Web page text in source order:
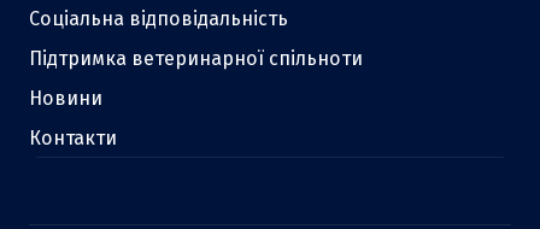
Соціальна відповідальність
Підтримка ветеринарної спільноти
Новини
Контакти